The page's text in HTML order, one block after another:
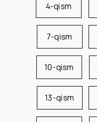
4-qism
7-qism
10-qism
13-qism